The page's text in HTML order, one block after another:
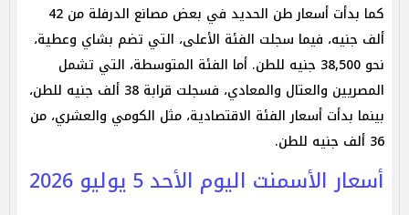
كما بدأت أسعار طن الحديد في بعض مصانع الدرفلة من 42
ألف جنيه، فيما سجلت الفئة الأعلى، التي تضم بشاي وعطية،
نحو 38,500 جنيه للطن. أما الفئة المتوسطة، التي تشمل
المصريين والعتال والمعادي، فسجلت قرابة 38 ألف جنيه للطن،
بينما بدأت أسعار الفئة الاقتصادية، مثل الكومي والعشري، من
36 ألف جنيه للطن.
أسعار الأسمنت اليوم الأحد 5 يوليو 2026